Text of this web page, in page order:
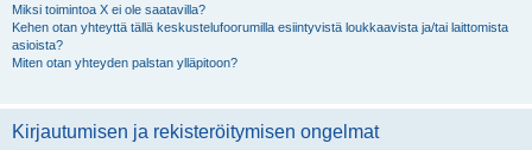
Miksi toimintoa X ei ole saatavilla?
Kehen otan yhteyttä tällä keskustelufoorumilla esiintyvistä loukkaavista ja/tai laittomista
asioista?
Miten otan yhteyden palstan ylläpitoon?
Kirjautumisen ja rekisteröitymisen ongelmat